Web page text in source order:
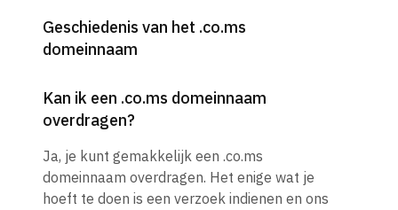
Geschiedenis van het .co.ms
domeinnaam
Kan ik een .co.ms domeinnaam
overdragen?
Ja, je kunt gemakkelijk een .co.ms
domeinnaam overdragen. Het enige wat je
hoeft te doen is een verzoek indienen en ons